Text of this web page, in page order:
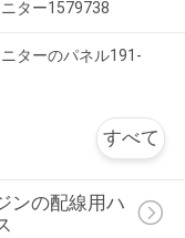
ター1579738
ターのパネル191-
すべて
ンの配線用ハ